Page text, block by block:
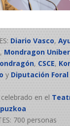
Diario Vasco,
, Mondragon
, CSCE,
y Diputación Foral
celebrado en el
700 personas